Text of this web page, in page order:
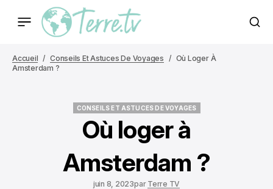
Accueil Conseils Et Astuces De Voyages
Où Loger À
Amsterdam ?
CONSEILS ET ASTUCES DE VOYAGES
Où loger à
Amsterdam ?
juin 8, 2023par Terre TV